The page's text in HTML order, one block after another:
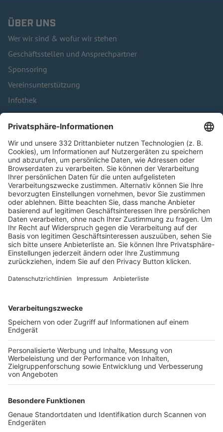
ÜBER UNS
Wer wir sind & wofür wir stehen
Geschäftsstellen und Ansprechpartner
Sponsoring
Vereinsunterstützung
Infothek
Kontakt
HÄUFIG BESUCHTE SEITEN
Pässe und Vereinswechsel
Trainerausbildung
Schulungsangebot Vereinsmitarbeiter
BFV-Geschäftsstellen
Trainerbörse
Login SpielPlus
FOLGE DEM BFV
TOP-VEREINE
TOP-PARTNER